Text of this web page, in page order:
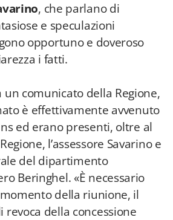
, che parlano di
e speculazioni
opportuno e doveroso
i fatti.
un comunicato della Regione,
è effettivamente avvenuto
ed erano presenti, oltre al
l’assessore Savarino e
del dipartimento
Beringhel. «È necessario
della riunione, il
della concessione